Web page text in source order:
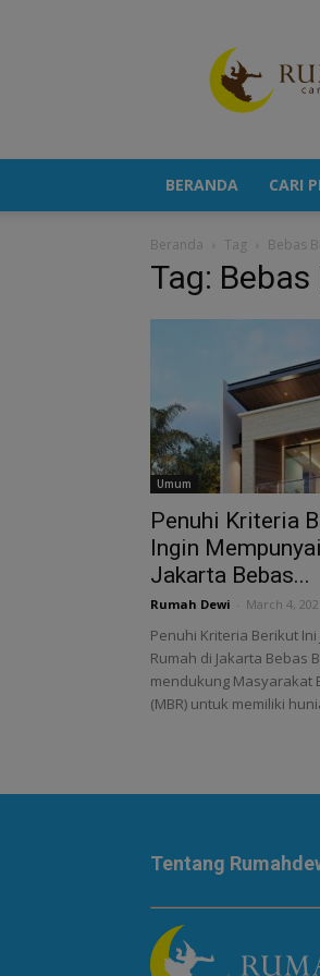
Berita
Properti
Terkini
BERANDA CARI
Beranda Tag Bebas
Tag: Bebas
Umum
Penuhi Kriteria
Ingin
Jakarta Bebas...
Rumah Dewi March 4,
Penuhi Kriteria Berikut
Rumah di Jakarta Bebas
mendukung Masyarakat
(MBR) untuk memiliki
Tentang